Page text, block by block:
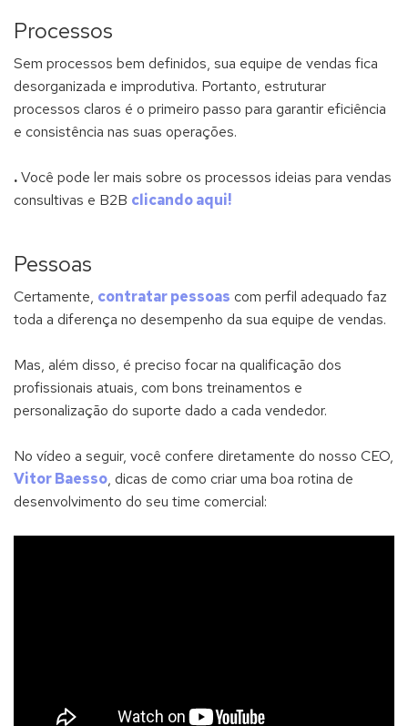
Processos
Sem processos bem definidos, sua equipe de vendas fica
desorganizada e improdutiva. Portanto, estruturar
processos claros é o primeiro passo para garantir eficiência
e consistência nas suas operações.
.Você pode ler mais sobre os processos ideias para vendas
consultivas e B2B clicando aqui!
Pessoas
Certamente, contratar pessoas com perfil adequado faz
toda a diferença no desempenho da sua equipe de vendas.
Mas, além disso, é preciso focar na qualificação dos
profissionais atuais, com bons treinamentos e
personalização do suporte dado a cada vendedor.
No vídeo a seguir, você confere diretamente do nosso CEO,
Vitor Baesso, dicas de como criar uma boa rotina de
desenvolvimento do seu time comercial: